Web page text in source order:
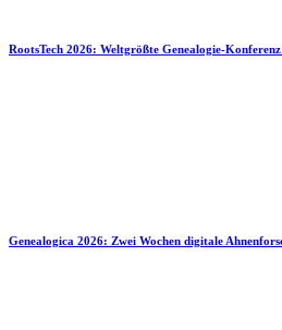
RootsTech 2026: Weltgrößte Genealogie-
Genealogica 2026: Zwei Wochen digitale